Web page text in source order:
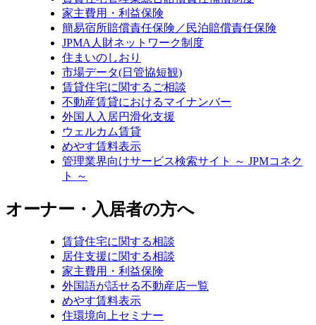
家主費用・利益保険
簡易宿所賠償責任保険／民泊賠償責任保険
JPMA人財ネットワーク制度
住まいのしおり
市場データ(日管協短観)
賃貸住宅に関するご相談
不動産賃貸におけるマイナンバー
外国人入居円滑化支援
ウェルカム賃貸
めやす賃料表示
管理業界向けサービス検索サイト ～ JPMコネク
ト ～
オーナー・入居者の方へ
賃貸住宅に関する相談
居住支援に関する相談
家主費用・利益保険
外国語が話せる不動産店一覧
めやす賃料表示
住環境向上セミナー